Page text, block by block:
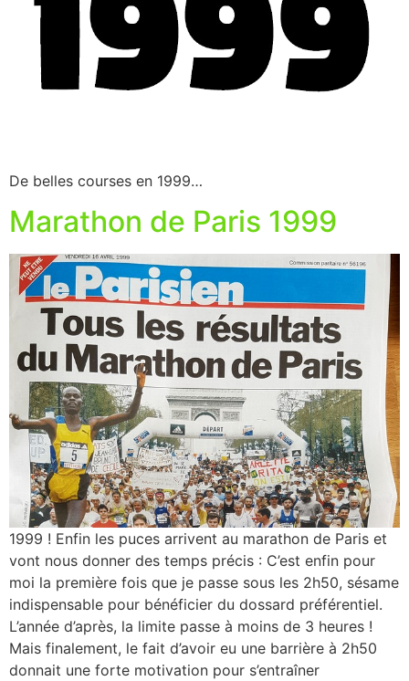
De belles courses en 1999…
Marathon de Paris 1999
1999 ! Enfin les puces arrivent au marathon de Paris et
vont nous donner des temps précis : C’est enfin pour
moi la première fois que je passe sous les 2h50, sésame
indispensable pour bénéficier du dossard préférentiel.
L’année d’après, la limite passe à moins de 3 heures !
Mais finalement, le fait d’avoir eu une barrière à 2h50
donnait une forte motivation pour s’entraîner